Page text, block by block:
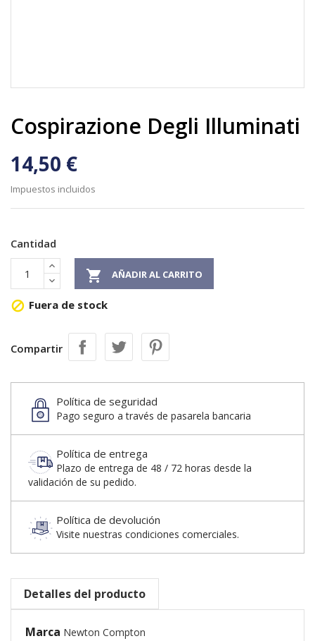
Cospirazione Degli Illuminati
14,50 €
Impuestos incluidos
Cantidad
 AÑADIR AL CARRITO
 Fuera de stock
Compartir
Política de seguridad
Pago seguro a través de pasarela bancaria
Política de entrega
Plazo de entrega de 48 / 72 horas desde la
validación de su pedido.
Política de devolución
Visite nuestras condiciones comerciales.
Detalles del producto
Marca Newton Compton